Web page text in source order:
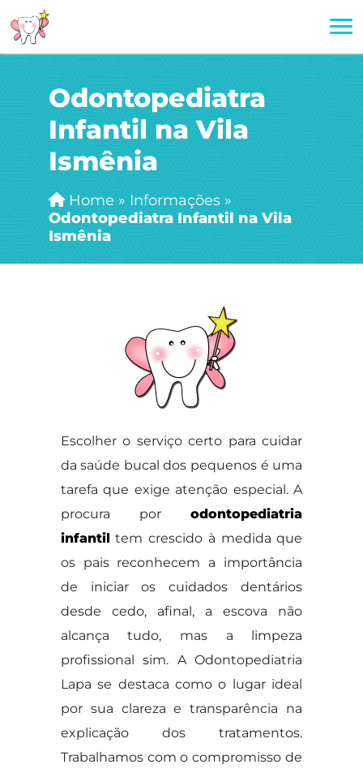
Odontopediatra
Infantil na Vila
Ismênia
Home » Informações »
Odontopediatra Infantil na Vila
Ismênia
Escolher o serviço certo para cuidar
da saúde bucal dos pequenos é uma
tarefa que exige atenção especial. A
procura porodontopediatria
infantil tem crescido à medida que
os pais reconhecem a importância
de iniciar os cuidados dentários
desde cedo, afinal, a escova não
alcança tudo, mas a limpeza
profissional sim. A Odontopediatria
Lapa se destaca como o lugar ideal
por sua clareza e transparência na
explicação dos tratamentos.
Trabalhamos com o compromisso de